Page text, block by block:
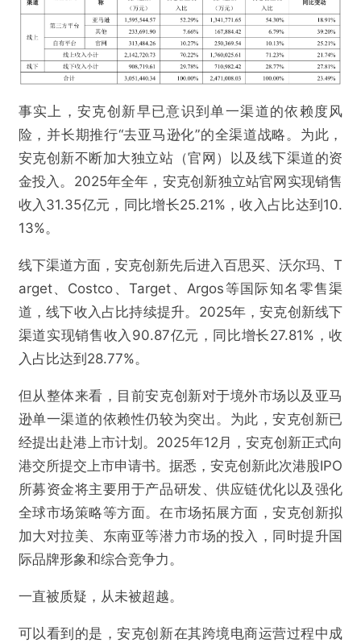
事实上，安克创新早已意识到单一渠道的依赖度风
险，并长期推行“去亚马逊化”的全渠道战略。为此，
安克创新不断加大独立站（官网）以及线下渠道的资
金投入。2025年全年，安克创新独立站官网实现销售
收入31.35亿元，同比增长25.21%，收入占比达到10.
13%。
线下渠道方面，安克创新先后进入百思买、沃尔玛、T
arget、Costco、Target、Argos等国际知名零售渠
道，线下收入占比持续提升。2025年，安克创新线下
渠道实现销售收入90.87亿元，同比增长27.81%，收
入占比达到28.77%。
但从整体来看，目前安克创新对于境外市场以及亚马
逊单一渠道的依赖性仍较为突出。为此，安克创新已
经提出赴港上市计划。2025年12月，安克创新正式向
港交所提交上市申请书。据悉，安克创新此次港股IPO
所募资金将主要用于产品研发、供应链优化以及强化
全球市场策略等方面。在市场拓展方面，安克创新拟
加大对拉美、东南亚等潜力市场的投入，同时提升国
际品牌形象和综合竞争力。
一直被质疑，从未被超越。
可以看到的是，安克创新在其跨境电商运营过程中成